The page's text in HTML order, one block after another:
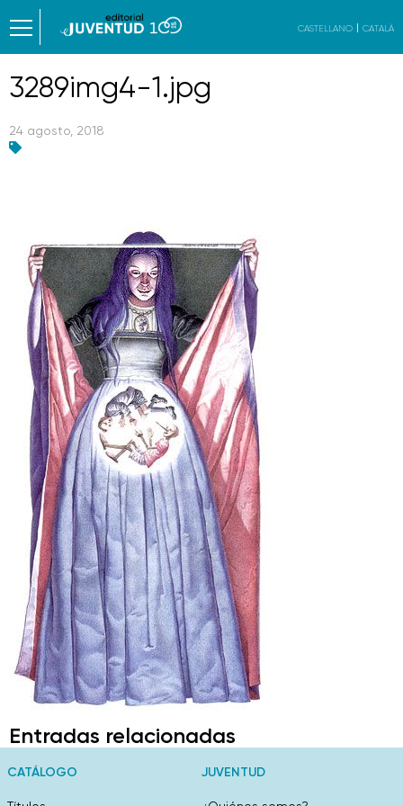
CASTELLANO CATALÀ
3289img4-1.jpg
24 agosto, 2018
Entradas relacionadas
CATÁLOGO JUVENTUD